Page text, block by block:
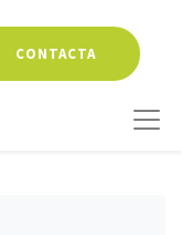
CONTACTA